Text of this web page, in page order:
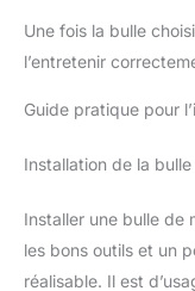
Une fois la bulle
l’entretenir
Guide pratique pour
Installation de la bulle
Installer une bulle de
les bons outils et un
réalisable. Il est